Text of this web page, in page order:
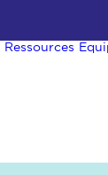
Ressources